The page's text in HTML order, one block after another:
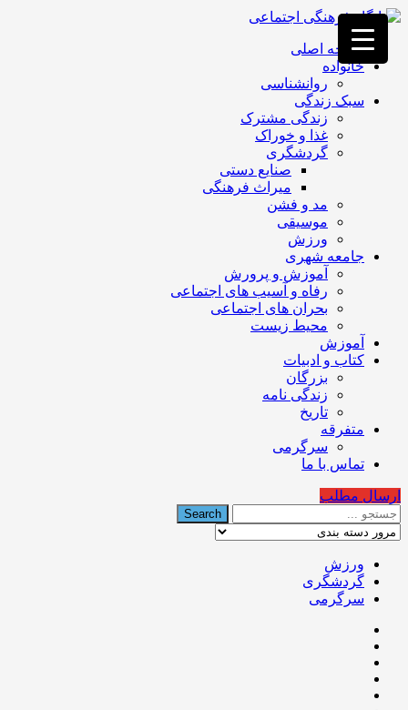
فصد
خون
غرب
تهران
خشکشویی
تصفیه
تهران
صفحه اصلی
خانواده
روانشناسی
سبک زندگی
زندگی مشترک
غذا و خوراک
گردشگری
صنایع دستی
میراث فرهنگی
مد و فشن
موسیقی
ورزش
جامعه شهری
آموزش و پرورش
رفاه و آسیب های اجتماعی
بحران های اجتماعی
محیط زیست
آموزش
کتاب و ادبیات
بزرگان
زندگی نامه
تاریخ
متفرقه
سرگرمی
تماس با ما
ارسال مطلب
ورزش
گردشگری
سرگرمی